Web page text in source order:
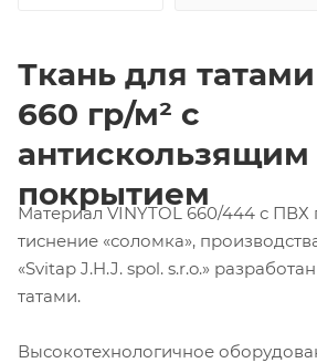
Ткань для татами
660 гр/м² с
покрытием
Материал VINYTOL 660/444 с
тиснение «соломка»,
«Svitap J.H.J. spol. s.r.o.»
татами.
Высокотехнологичное